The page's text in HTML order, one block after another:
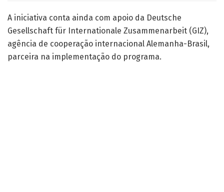
A iniciativa conta ainda com apoio da Deutsche
Gesellschaft für Internationale Zusammenarbeit (GIZ),
agência de cooperação internacional Alemanha-Brasil,
parceira na implementação do programa.